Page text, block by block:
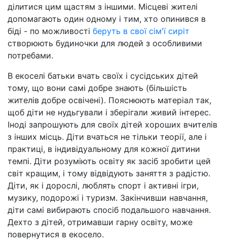
ділитися цим щастям з іншими. Місцеві жителі
допомагають один одному і тим, хто опинився в
біді - по можливості беруть в свої сім'ї сиріт
створюють будиночки для людей з особливими
потребами.
В екоселі батьки вчать своїх і сусідських дітей
тому, що вони самі добре знають (більшість
жителів добре освічені). Пояснюють матеріал так,
щоб діти не нудьгували і зберігали живий інтерес.
Іноді запрошують для своїх дітей хороших вчителів
з інших місць. Діти вчаться не тільки теорії, але і
практиці, в індивідуальному для кожної дитини
темпі. Діти розуміють освіту як засіб зробити цей
світ кращим, і тому відвідують заняття з радістю.
Діти, як і дорослі, люблять спорт і активні ігри,
музику, подорожі і туризм. Закінчивши навчання,
діти самі вибирають спосіб подальшого навчання.
Дехто з дітей, отримавши гарну освіту, може
повернутися в екосело.